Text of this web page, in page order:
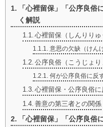
「心裡留保」「公序良俗
く解説
心裡留保（しんりり
意思の欠缺（けん
公序良俗（こうじょ
何が公序良俗に反
心裡留保・公序良俗
善意の第三者との関係
「心裡留保」「公序良俗